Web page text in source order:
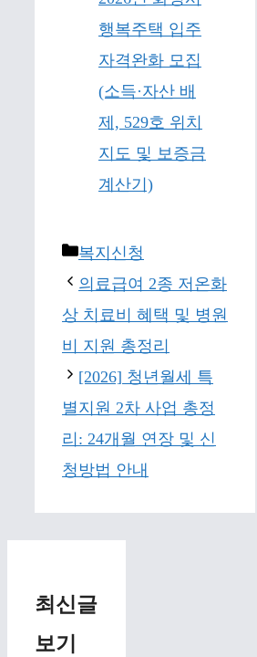
행복주택 입주
자격완화 모집
(소득·자산 배
제, 529호 위치
지도 및 보증금
계산기)
Categories
복지신청
의료급여 2종 저온화
상 치료비 혜택 및 병원
비 지원 총정리
[2026] 청년월세 특
별지원 2차 사업 총정
리: 24개월 연장 및 신
청방법 안내
최신글
보기